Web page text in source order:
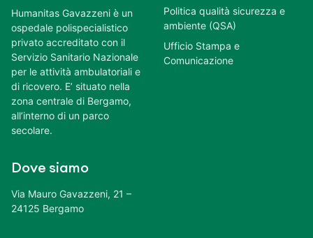
Humanitas Gavazzeni è un
ospedale polispecialistico
privato accreditato con il
Servizio Sanitario Nazionale
per le attività ambulatoriali e
di ricovero. E’ situato nella
zona centrale di Bergamo,
all’interno di un parco
secolare.
Dove siamo
Via Mauro Gavazzeni, 21 –
24125 Bergamo
Politica qualità sicurezza e
ambiente (QSA)
Ufficio Stampa e
Comunicazione